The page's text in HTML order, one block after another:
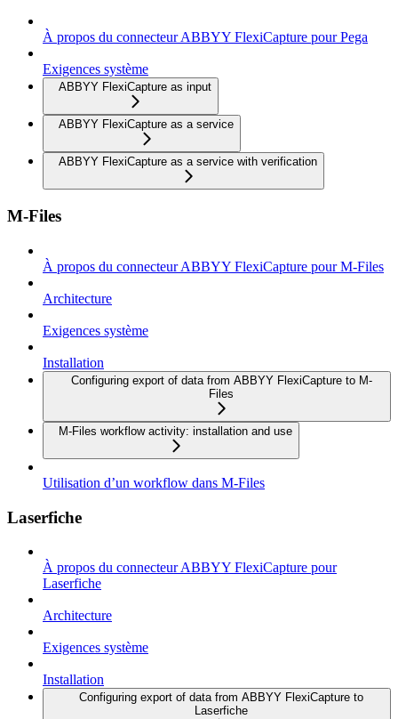
À propos du connecteur ABBYY FlexiCapture pour Pega
Exigences système
ABBYY FlexiCapture as input
ABBYY FlexiCapture as a service
ABBYY FlexiCapture as a service with verification
M-Files
À propos du connecteur ABBYY FlexiCapture pour M-Files
Architecture
Exigences système
Installation
Configuring export of data from ABBYY FlexiCapture to M-
Files
M-Files workflow activity: installation and use
Utilisation d’un workflow dans M-Files
Laserfiche
À propos du connecteur ABBYY FlexiCapture pour
Laserfiche
Architecture
Exigences système
Installation
Configuring export of data from ABBYY FlexiCapture to
Laserfiche